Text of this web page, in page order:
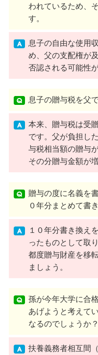
われているため、
す。
息子の自由な使用
め、父の支配権が
否認される可能性
息子の贈与税を父
本来、贈与税は受
です。父が負担し
与税相当額の贈与
その分贈与金額が
贈与の度に名義を
０年分まとめて書
１０年分書き換え
ったものとして取
都度贈与財産を移
ましょう。
孫が今年大学に合
あげようと考えて
なるのでしょうか？
扶養義務者相互間